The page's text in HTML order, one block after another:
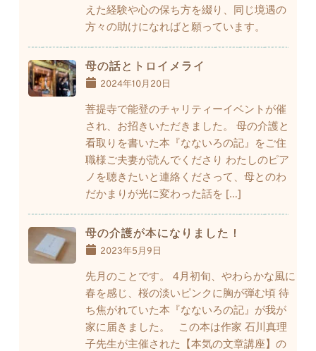
えた経験や心の保ち方を綴り、同じ境遇の
方々の助けになればと願っています。
母の話とトロイメライ
2024年10月20日
菩提寺で能登のチャリティーイベントが催
され、お招きいただきました。 母の介護と
看取りを書いた本『なないろの記』をご住
職様ご夫妻が読んでくださり わたしのピア
ノを聴きたいと連絡くださって、母とのわ
だかまりが光に変わった話を […]
母の介護が本になりました！
2023年5月9日
先月のことです。 4月初旬、やわらかな風に
春を感じ、桜の淡いピンクに胸が弾む頃 待
ち焦がれていた本『なないろの記』が我が
家に届きました。 この本は作家 石川真理
子先生が主催された【本気の文章講座】の